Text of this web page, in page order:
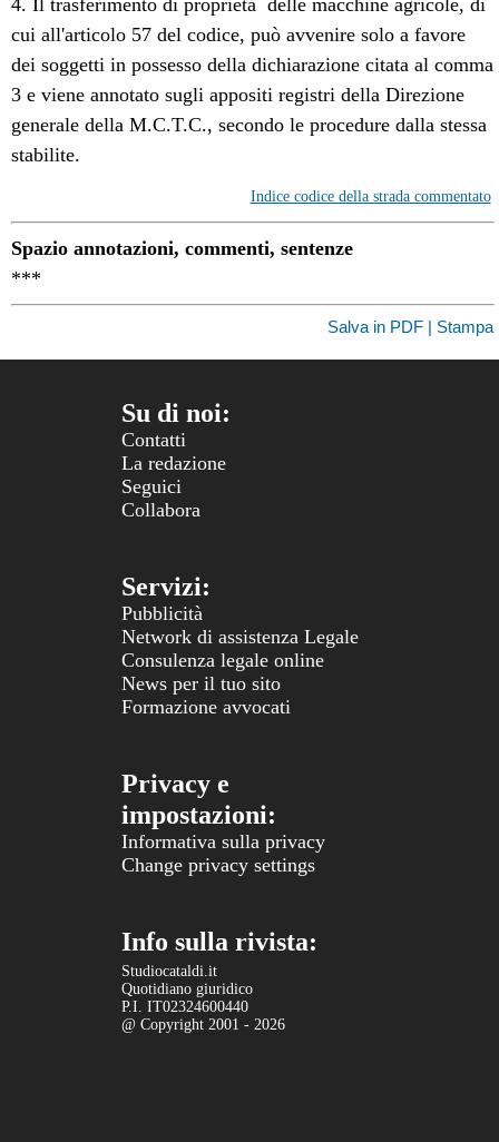
4. Il trasferimento di proprietà delle macchine agricole, di
cui all'articolo 57 del codice, può avvenire solo a favore
dei soggetti in possesso della dichiarazione citata al comma
3 e viene annotato sugli appositi registri della Direzione
generale della M.C.T.C., secondo le procedure dalla stessa
stabilite.
Indice codice della strada commentato
Spazio annotazioni, commenti, sentenze
***
Salva in PDF | Stampa
Su di noi:
Contatti
La redazione
Seguici
Collabora
Servizi:
Pubblicità
Network di assistenza Legale
Consulenza legale online
News per il tuo sito
Formazione avvocati
Privacy e
impostazioni:
Informativa sulla privacy
Change privacy settings
Info sulla rivista:
Studiocataldi.it
Quotidiano giuridico
P.I. IT02324600440
@ Copyright 2001 - 2026